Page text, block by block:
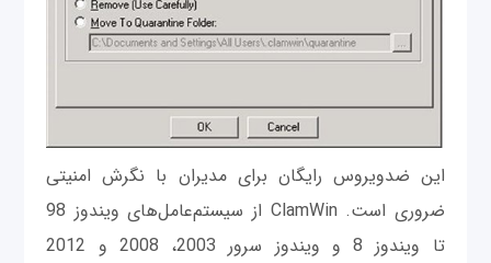
این ضد‌ویروس رایگان برای مدیران با نگرش امنیتی
ضروری است. ClamWin از سیستم‌عامل‌های ویندوز 98
تا ویندوز 8 و ویندوز سرور 2003، 2008 و 2012